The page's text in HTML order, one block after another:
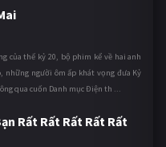
của thế kỷ 20, bộ phim kể về hai anh
những người ôm ấp khát vọng đưa Kỷ
qua cuốn Danh mục Điện th ...
Rất Rất Rất Rất Rất